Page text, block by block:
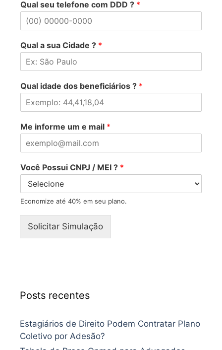
Qual seu telefone com DDD ? *
Qual a sua Cidade ? *
Qual idade dos beneficiários ? *
Me informe um e mail *
Você Possui CNPJ / MEI ? *
Economize até 40% em seu plano.
Solicitar Simulação
Posts recentes
Estagiários de Direito Podem Contratar Plano
Coletivo por Adesão?